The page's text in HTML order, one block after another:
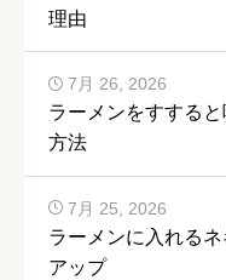
理由
ラーメンをすする
方法
7月 26, 2026
ラーメンに入れる
アップ
7月 25, 2026